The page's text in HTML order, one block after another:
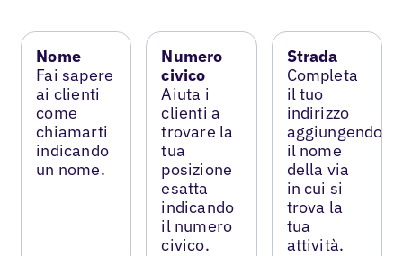
Nome
Fai sapere
ai clienti
come
chiamarti
indicando
un nome.
Numero
civico
Aiuta i
clienti a
trovare la
tua
posizione
esatta
indicando
il numero
civico.
Strada
Completa
il tuo
indirizzo
aggiungendo
il nome
della via
in cui si
trova la
tua
attività.